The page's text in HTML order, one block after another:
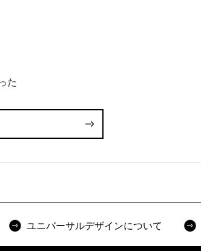
た
ユニバーサルデザインについて